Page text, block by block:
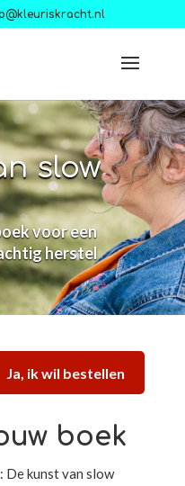
slow
voor een
herstel
Ja, ik wil bestellen
boek
De kunst van slow